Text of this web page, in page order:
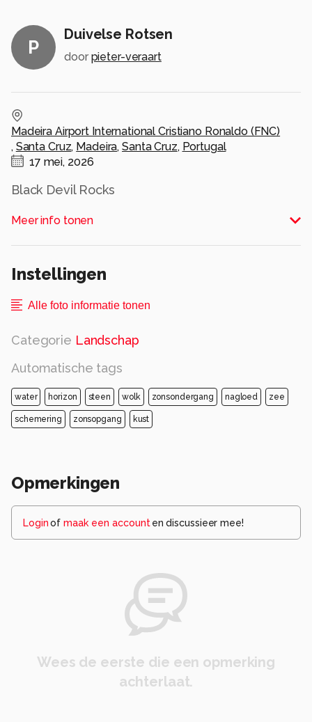
P
Duivelse Rotsen
door pieter-veraart
Madeira Airport International Cristiano Ronaldo (FNC)
, Santa Cruz, Madeira,Santa Cruz, Portugal
17 mei, 2026
Black Devil Rocks
Alle rechten voorbehouden
Meer info tonen
Instellingen
Alle foto informatie tonen
Categorie Landschap
Automatische tags
water horizon steen wolk zonsondergang nagloed zee
schemering zonsopgang kust
Opmerkingen
Loginof maak een account en discussieer mee!
Wees de eerste die een opmerking
achterlaat.